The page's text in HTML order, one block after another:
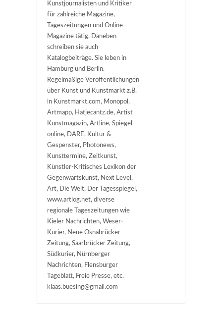
Kunstjournalisten und Kritiker
für zahlreiche Magazine,
Tageszeitungen und Online-
Magazine tätig. Daneben
schreiben sie auch
Katalogbeiträge. Sie leben in
Hamburg und Berlin.
Regelmäßige Veröffentlichungen
über Kunst und Kunstmarkt z.B.
in Kunstmarkt.com, Monopol,
Artmapp, Hatjecantz.de, Artist
Kunstmagazin, Artline, Spiegel
online, DARE, Kultur &
Gespenster, Photonews,
Kunsttermine, Zeitkunst,
Künstler-Kritisches Lexikon der
Gegenwartskunst, Next Level,
Art, Die Welt, Der Tagesspiegel,
www.artlog.net, diverse
regionale Tageszeitungen wie
Kieler Nachrichten, Weser-
Kurier, Neue Osnabrücker
Zeitung, Saarbrücker Zeitung,
Südkurier, Nürnberger
Nachrichten, Flensburger
Tageblatt, Freie Presse, etc.
klaas.buesing@gmail.com